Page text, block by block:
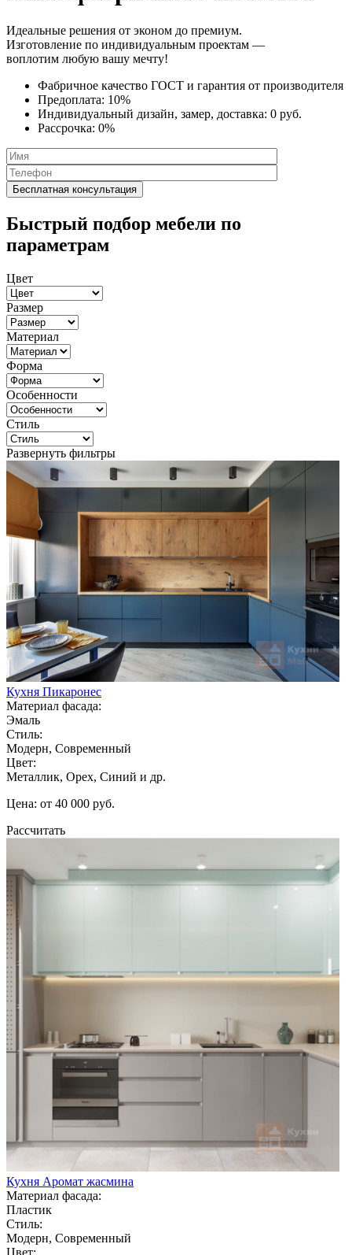
Идеальные решения от эконом до премиум.
Изготовление по индивидуальным проектам —
воплотим любую вашу мечту!
Фабричное качество ГОСТ и гарантия от производителя
Предоплата: 10%
Индивидуальный дизайн, замер, доставка: 0 руб.
Рассрочка: 0%
Быстрый подбор мебели по
параметрам
Цвет
Размер
Материал
Форма
Особенности
Стиль
Развернуть фильтры
Кухня Пикаронес
Материал фасада:
Эмаль
Стиль:
Модерн, Современный
Цвет:
Металлик, Орех, Синий и др.
Цена: от 40 000 руб.
Рассчитать
Кухня Аромат жасмина
Материал фасада:
Пластик
Стиль:
Модерн, Современный
Цвет: